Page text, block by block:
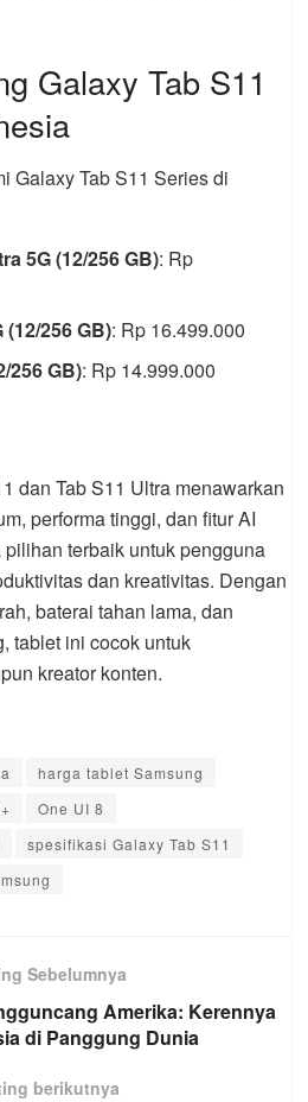
Galaxy Tab S11
Galaxy Tab S11 Series di
5G (12/256 GB): Rp
(12/256 GB): Rp 16.499.000
256 GB): Rp 14.999.000
dan Tab S11 Ultra menawarkan
performa tinggi, dan fitur AI
terbaik untuk pengguna
dan kreativitas. Dengan
baterai tahan lama, dan
tablet ini cocok untuk
kreator konten.
harga tablet Samsung
One UI 8
spesifikasi Galaxy Tab S11
Sebelumnya
Amerika: Kerennya
di Panggung Dunia
berikutnya